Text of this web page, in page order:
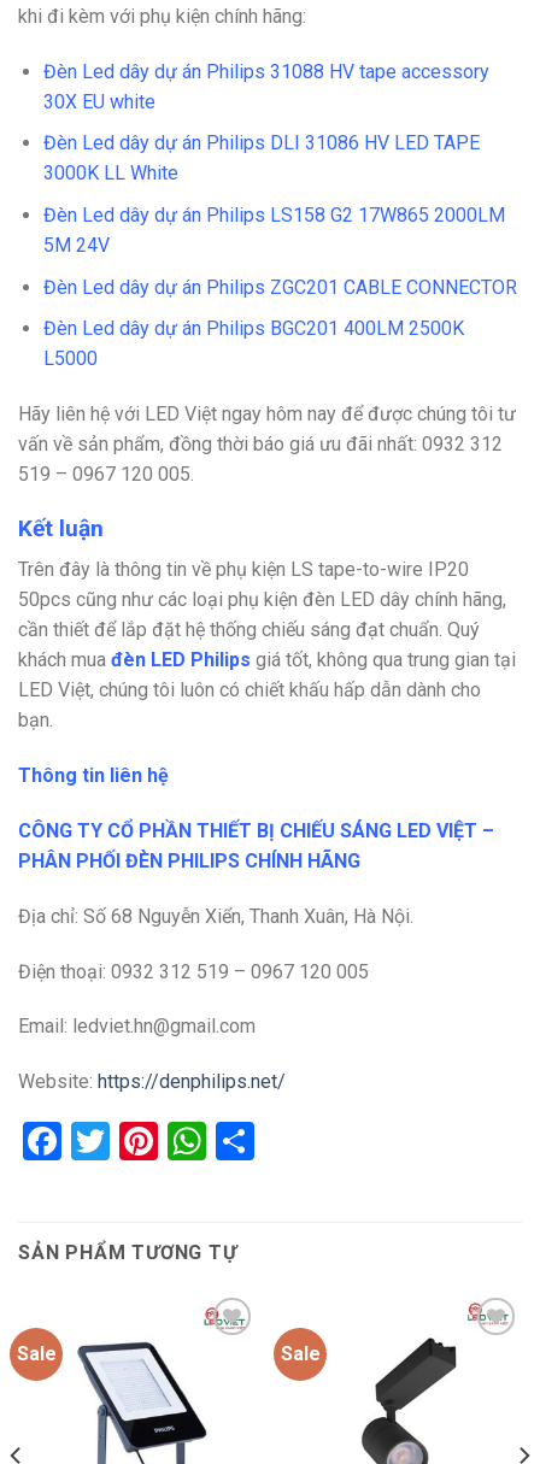
khi đi kèm với phụ kiện chính hãng:
Đèn Led dây dự án Philips 31088 HV tape accessory
30X EU white
Đèn Led dây dự án Philips DLI 31086 HV LED TAPE
3000K LL White
Đèn Led dây dự án Philips LS158 G2 17W865 2000LM
5M 24V
Đèn Led dây dự án Philips ZGC201 CABLE CONNECTOR
Đèn Led dây dự án Philips BGC201 400LM 2500K
L5000
Hãy liên hệ với LED Việt ngay hôm nay để được chúng tôi tư
vấn về sản phẩm, đồng thời báo giá ưu đãi nhất: 0932 312
519 – 0967 120 005.
Kết luận
Trên đây là thông tin về phụ kiện LS tape-to-wire IP20
50pcs cũng như các loại phụ kiện đèn LED dây chính hãng,
cần thiết để lắp đặt hệ thống chiếu sáng đạt chuẩn. Quý
khách mua đèn LED Philips giá tốt, không qua trung gian tại
LED Việt, chúng tôi luôn có chiết khấu hấp dẫn dành cho
bạn.
Thông tin liên hệ
CÔNG TY CỔ PHẦN THIẾT BỊ CHIẾU SÁNG LED VIỆT –
PHÂN PHỐI ĐÈN PHILIPS CHÍNH HÃNG
Địa chỉ: Số 68 Nguyễn Xiển, Thanh Xuân, Hà Nội.
Điện thoại: 0932 312 519 – 0967 120 005
Email: ledviet.hn@gmail.com
Website: https://denphilips.net/
Facebook
Twitter
Pinterest
WhatsApp
SẢN PHẨM TƯƠNG TỰ
Sale
wishlist
Sale